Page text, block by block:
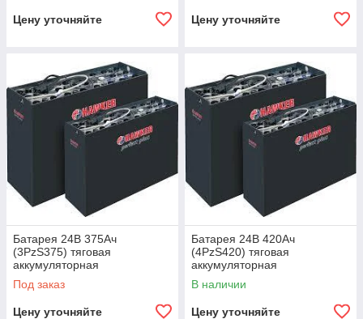
Цену уточняйте Цену уточняйте
Батарея 24В 375Ач
(3PzS375) тяговая
аккумуляторная
Под заказ
Цену уточняйте
Батарея 24В 420Ач
(4PzS420) тяговая
аккумуляторная
В наличии
Цену уточняйте